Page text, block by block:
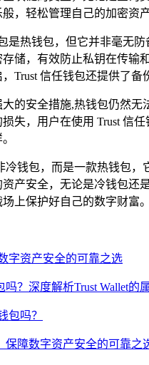
，轻松管理自己的加密资
是热钱包，但它并非毫无
储，有效防止私钥在传输
Trust 信任钱包还提供了
大的安全措施,热钱包仍然
失，用户在使用 Trust 信
冷钱包，而是一款热钱包
产安全，无论是冷钱包还
上保护好自己的数字财富。
字资产安全的可靠之选
吗？深度解析Trust Wallet的
包吗？
保障数字资产安全的可靠之